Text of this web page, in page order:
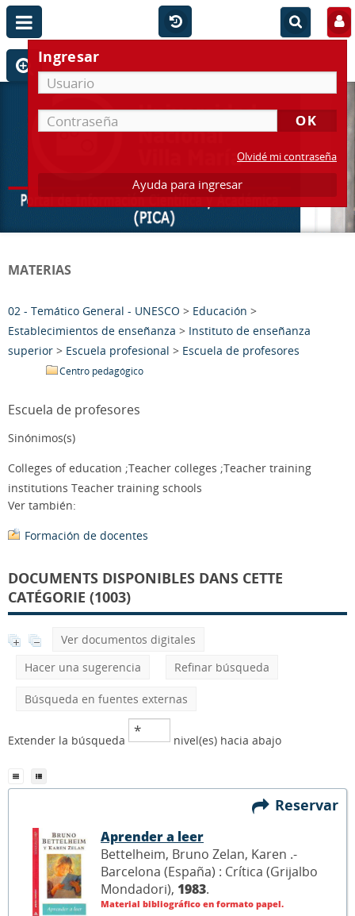
Ingresar
Olvidé mi contraseña
Ayuda para ingresar
MATERIAS
02 - Temático General - UNESCO > Educación >
Establecimientos de enseñanza > Instituto de enseñanza
superior > Escuela profesional > Escuela de profesores
Centro pedagógico
Escuela de profesores
Sinónimos(s)
Colleges of education ;Teacher colleges ;Teacher training
institutions Teacher training schools
Ver también:
Formación de docentes
DOCUMENTS DISPONIBLES DANS CETTE
CATÉGORIE (1003)
Ver documentos digitales
Hacer una sugerencia
Refinar búsqueda
Búsqueda en fuentes externas
Extender la búsqueda nivel(es) hacia abajo
Reservar
Aprender a leer
Bettelheim, Bruno Zelan, Karen .-
Barcelona (España) : Crítica (Grijalbo
Mondadori), 1983.
Material bibliográfico en formato papel.